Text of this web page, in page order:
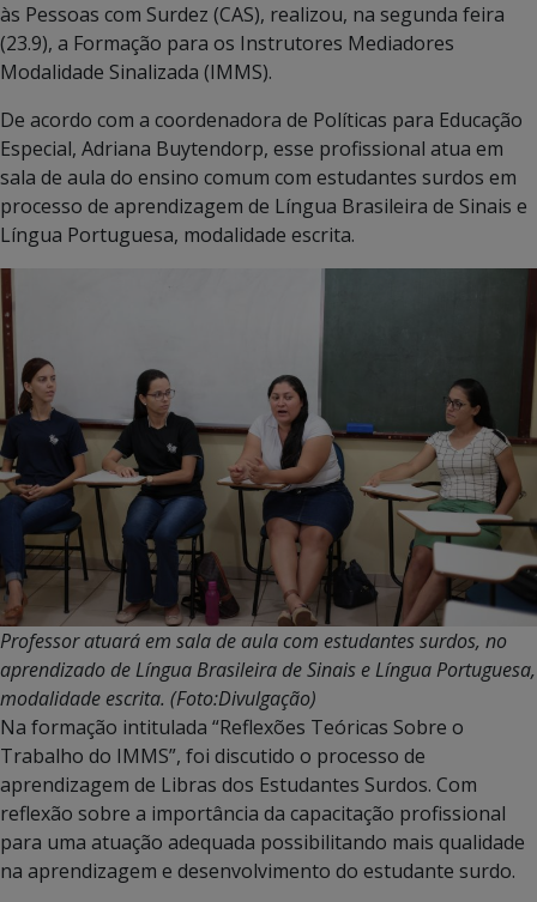
às Pessoas com Surdez (CAS), realizou, na segunda feira
(23.9), a Formação para os Instrutores Mediadores
Modalidade Sinalizada (IMMS).
De acordo com a coordenadora de Políticas para Educação
Especial, Adriana Buytendorp, esse profissional atua em
sala de aula do ensino comum com estudantes surdos em
processo de aprendizagem de Língua Brasileira de Sinais e
Língua Portuguesa, modalidade escrita.
Professor atuará em sala de aula com estudantes surdos, no
aprendizado de Língua Brasileira de Sinais e Língua Portuguesa,
modalidade escrita. (Foto:Divulgação)
Na formação intitulada “Reflexões Teóricas Sobre o
Trabalho do IMMS”, foi discutido o processo de
aprendizagem de Libras dos Estudantes Surdos. Com
reflexão sobre a importância da capacitação profissional
para uma atuação adequada possibilitando mais qualidade
na aprendizagem e desenvolvimento do estudante surdo.